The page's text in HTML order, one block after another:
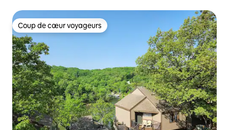
Coup de cœur voyageurs
Coup de cœur voyageurs